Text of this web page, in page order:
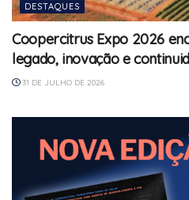
DESTAQUES
Coopercitrus Expo 2026
legado, inovação e
31 DE JULHO DE 2026